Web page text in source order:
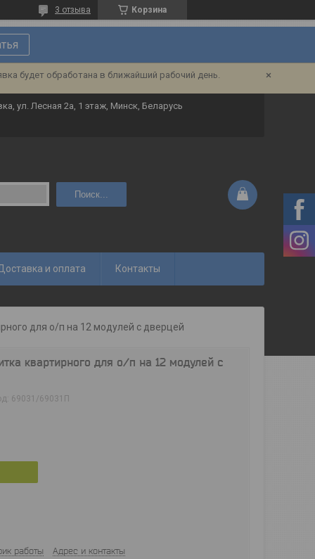
Корзина
3 отзыва
будет обработана в ближайший рабочий день.
ул. Лесная 2а, 1 этаж, Минск, Беларусь
Поиск...
и оплата Контакты
для о/п на 12 модулей с дверцей
квартирного для о/п на 12 модулей с
69031/69031П
работы
Адрес и контакты